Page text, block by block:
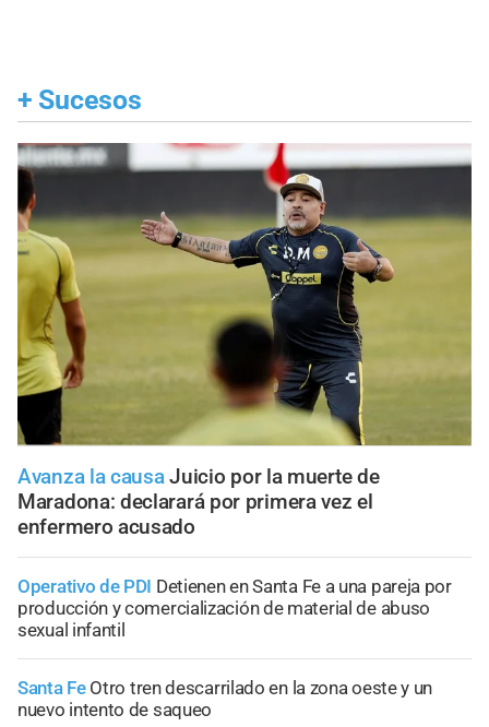
+ Sucesos
Avanza la causa Juicio por la muerte de
Maradona: declarará por primera vez el
enfermero acusado
Operativo de PDI Detienen en Santa Fe a una pareja por
producción y comercialización de material de abuso
sexual infantil
Santa Fe Otro tren descarrilado en la zona oeste y un
nuevo intento de saqueo